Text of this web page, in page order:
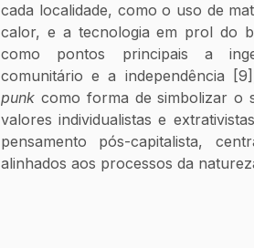
cada localidade, como o uso de
calor, e a tecnologia em prol do
como pontos principais a
comunitário e a independência
punk como forma de simbolizar o
valores individualistas e
pensamento pós-capitalista,
alinhados aos processos da